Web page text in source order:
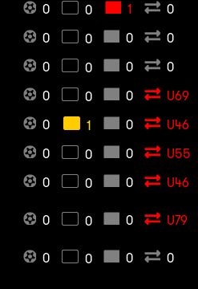
0 0 1
0
0 0 0
0
0 0 0
0
0 0 0
U69
0 1 0
U46
0 0 0
U55
0 0 0 U46
0 0 0 U79
0 0 0 0